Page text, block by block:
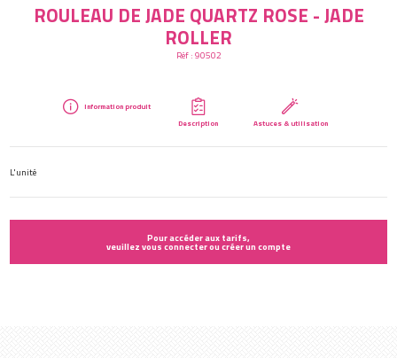
ROULEAU DE JADE QUARTZ ROSE - JADE
ROLLER
Réf :90502
Information produit
Description
Astuces & utilisation
L'unité
Pour accéder aux tarifs,
veuillez vous connecter ou créer un compte